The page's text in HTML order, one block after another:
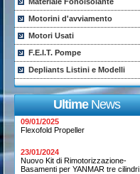
Motorini d'avviamento
Motori Usati
F.E.I.T. Pompe
Depliants Listini e Modelli
UltimeNews
09/01/2025
Flexofold Propeller
23/01/2024
Nuovo Kit di Rimotorizzazione-
Basamenti per YANMAR tre cilindri.